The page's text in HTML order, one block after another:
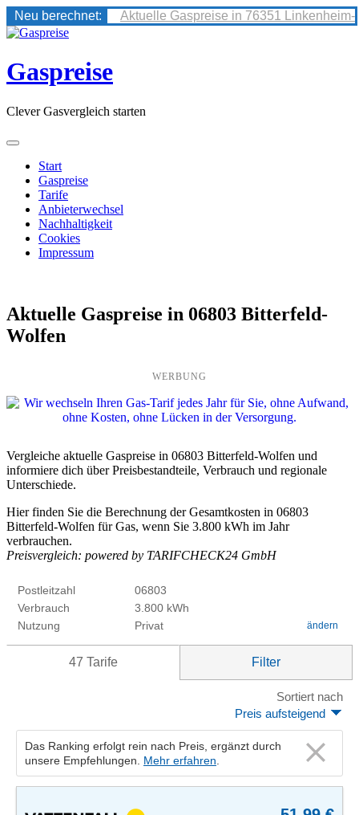
Neu berechnet:
Aktuelle Gaspreise in 76351 Linkenheim-
Skip
content
Gaspreise
Clever Gasvergleich starten
Start
Gaspreise
Tarife
Anbieterwechsel
Nachhaltigkeit
Cookies
Impressum
Aktuelle Gaspreise in 06803 Bitterfeld-
Wolfen
WERBUNG
Vergleiche aktuelle Gaspreise in 06803 Bitterfeld-Wolfen und
informiere dich über Preisbestandteile, Verbrauch und regionale
Unterschiede.
Hier finden Sie die Berechnung der Gesamtkosten in 06803
Bitterfeld-Wolfen für Gas, wenn Sie 3.800 kWh im Jahr
verbrauchen.
Preisvergleich: powered by TARIFCHECK24 GmbH